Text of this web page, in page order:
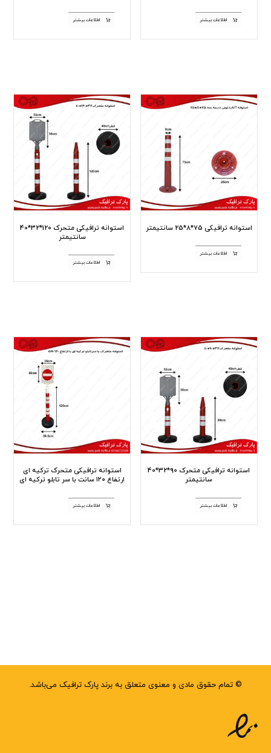
اطلاعات بیشتر اطلاعات بیشتر
استوانه ترافیکی 75*8*25 سانتیمتر
اطلاعات بیشتر
استوانه ترافیکی متحرک 120*32*40
سانتیمتر
اطلاعات بیشتر
استوانه ترافیکی متحرک 90*32*40
سانتیمتر
اطلاعات بیشتر
استوانه ترافیکی متحرک ترکیه ای
ارتفاع ۱۲۰ سانت با سر تابلو ترکیه ای
اطلاعات بیشتر
© تمام حقوق مادی و معنوی متعلق به برند پارک ترافیک می‌باشد.